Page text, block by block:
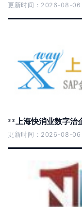
更新时间：2026-08-06
**上海快消业数字治
更新时间：2026-08-